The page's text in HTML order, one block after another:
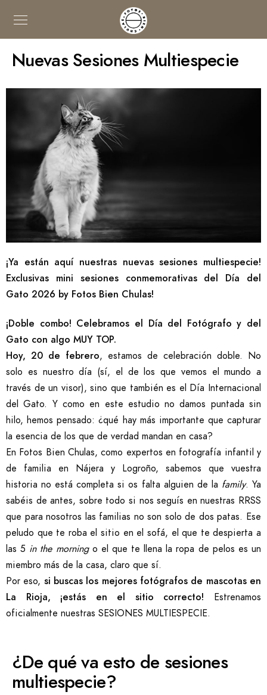
Nuevas Sesiones Multiespecie
¡Ya están aquí nuestras nuevas sesiones multiespecie!
Exclusivas mini sesiones conmemorativas del Día del
Gato 2026 by Fotos Bien Chulas!
¡Doble combo! Celebramos el Día del Fotógrafo y del
Gato con algo MUY TOP.
Hoy, 20 de febrero, estamos de celebración doble. No
solo es nuestro día (sí, el de los que vemos el mundo a
través de un visor), sino que también es el Día Internacional
del Gato. Y como en este estudio no damos puntada sin
hilo, hemos pensado: ¿qué hay más importante que capturar
la esencia de los que de verdad mandan en casa?
En Fotos Bien Chulas, como expertos en fotografía infantil y
de familia en Nájera y Logroño, sabemos que vuestra
historia no está completa si os falta alguien de la family. Ya
sabéis de antes, sobre todo si nos seguís en nuestras RRSS
que para nosotros las familias no son solo de dos patas. Ese
peludo que te roba el sitio en el sofá, el que te despierta a
las 5 in the morningo el que te llena la ropa de pelos es un
miembro más de la casa, claro que sí.
Por eso, si buscas los mejores fotógrafos de mascotas en
La Rioja, ¡estás en el sitio correcto! Estrenamos
oficialmente nuestras SESIONES MULTIESPECIE.
¿De qué va esto de sesiones
multiespecie?